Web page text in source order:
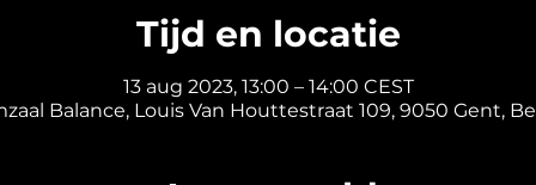
Tijd en locatie
13 aug 2023, 13:00 – 14:00 CEST
Balance, Louis Van Houttestraat 109, 9050 Gent,